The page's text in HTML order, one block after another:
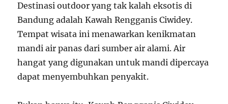
Destinasi outdoor yang tak kalah eksotis di
Bandung adalah Kawah Rengganis Ciwidey.
Tempat wisata ini menawarkan kenikmatan
mandi air panas dari sumber air alami. Air
hangat yang digunakan untuk mandi dipercaya
dapat menyembuhkan penyakit.